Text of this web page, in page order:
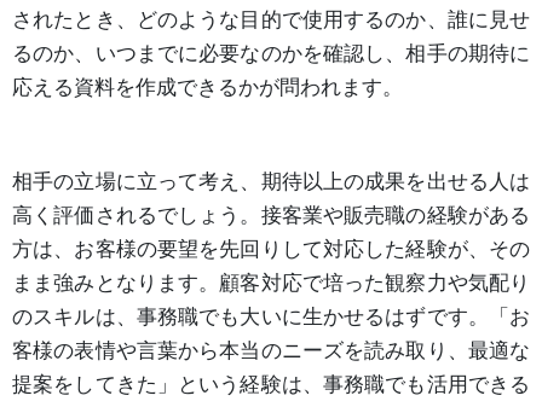
されたとき、どのような目的で使用するのか、誰に見せ
るのか、いつまでに必要なのかを確認し、相手の期待に
応える資料を作成できるかが問われます。
相手の立場に立って考え、期待以上の成果を出せる人は
高く評価されるでしょう。接客業や販売職の経験がある
方は、お客様の要望を先回りして対応した経験が、その
まま強みとなります。顧客対応で培った観察力や気配り
のスキルは、事務職でも大いに生かせるはずです。「お
客様の表情や言葉から本当のニーズを読み取り、最適な
提案をしてきた」という経験は、事務職でも活用できる